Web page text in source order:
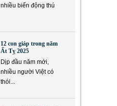
nhiều biến động thú
12 con giáp trong năm
Ất Tỵ 2025
Dịp đầu năm mới,
nhiều người Việt có
thói...